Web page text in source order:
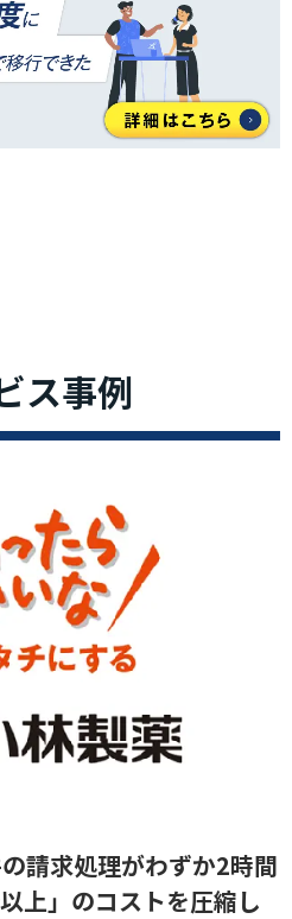
ス事例
請求処理がわずか2時間
上」のコストを圧縮し